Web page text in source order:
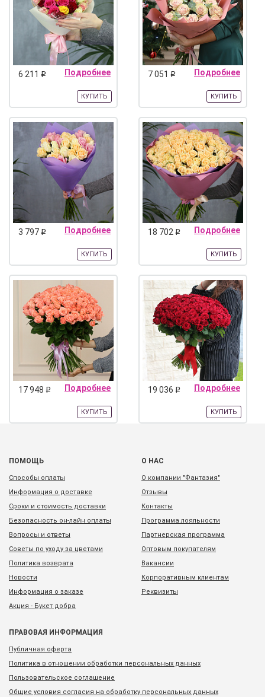
6 211 q Подробнее
КУПИТЬ
7 051 q Подробнее
КУПИТЬ
3 797 q Подробнее
КУПИТЬ
18 702 q Подробнее
КУПИТЬ
17 948 q Подробнее
КУПИТЬ
19 036 q Подробнее
КУПИТЬ
ПОМОЩЬ
Способы оплаты
Информация о доставке
Сроки и стоимость доставки
Безопасность он-лайн оплаты
Вопросы и ответы
Советы по уходу за цветами
Политика возврата
Новости
Информация о заказе
Акция - Букет добра
О НАС
О компании "Фантазия"
Отзывы
Контакты
Программа лояльности
Партнерская программа
Оптовым покупателям
Вакансии
Корпоративным клиентам
Реквизиты
ПРАВОВАЯ ИНФОРМАЦИЯ
Публичная оферта
Политика в отношении обработки персональных данных
Пользовательское соглашение
Общие условия согласия на обработку персональных данных